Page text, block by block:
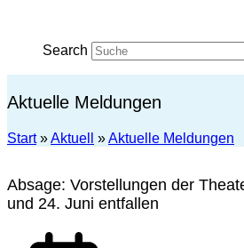
Search
Aktuelle Meldungen
Start»Aktuell »Aktuelle Meldungen
Absage: Vorstellungen der
und 24. Juni entfallen